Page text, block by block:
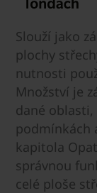
Slouží jako
plochy
nutnosti
Množství je
dané
podmínkách
kapitola
správnou
celé ploše